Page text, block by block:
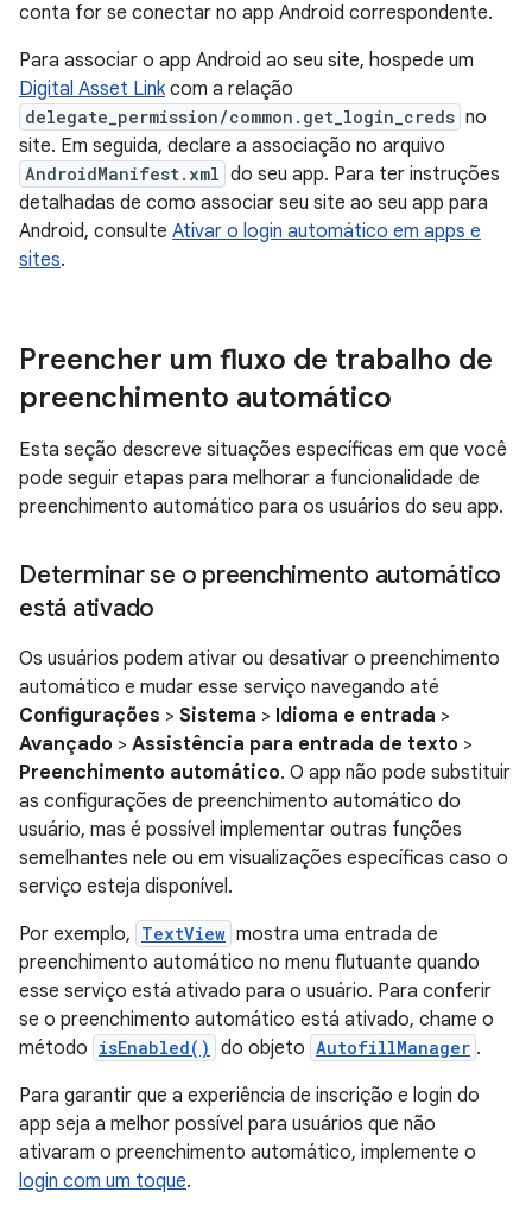
conta for se conectar no app Android correspondente.
Para associar o app Android ao seu site, hospede um
Digital Asset Linkcom a relação
delegate_permission/common.get_login_creds no
site. Em seguida, declare a associação no arquivo
AndroidManifest.xml do seu app. Para ter instruções
detalhadas de como associar seu site ao seu app para
Android, consulte Ativar o login automático em apps e
sites.
Preencher um fluxo de trabalho de
preenchimento automático
Esta seção descreve situações específicas em que você
pode seguir etapas para melhorar a funcionalidade de
preenchimento automático para os usuários do seu app.
Determinar se o preenchimento automático
está ativado
Os usuários podem ativar ou desativar o preenchimento
automático e mudar esse serviço navegando até
Configurações > Sistema > Idioma e entrada >
Avançado > Assistência para entrada de texto >
Preenchimento automático. O app não pode substituir
as configurações de preenchimento automático do
usuário, mas é possível implementar outras funções
semelhantes nele ou em visualizações específicas caso o
serviço esteja disponível.
Por exemplo, TextView mostra uma entrada de
preenchimento automático no menu flutuante quando
esse serviço está ativado para o usuário. Para conferir
se o preenchimento automático está ativado, chame o
método isEnabled() do objeto AutofillManager .
Para garantir que a experiência de inscrição e login do
app seja a melhor possível para usuários que não
ativaram o preenchimento automático, implemente o
login com um toque.